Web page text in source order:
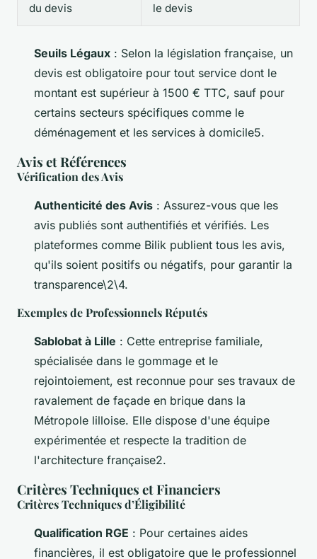
du devis
le devis
Seuils Légaux : Selon la législation française, un
devis est obligatoire pour tout service dont le
montant est supérieur à 1500 € TTC, sauf pour
certains secteurs spécifiques comme le
déménagement et les services à domicile5.
Avis et Références
Vérification des Avis
Authenticité des Avis : Assurez-vous que les
avis publiés sont authentifiés et vérifiés. Les
plateformes comme Bilik publient tous les avis,
qu'ils soient positifs ou négatifs, pour garantir la
transparence\2\4.
Exemples de Professionnels Réputés
Sablobat à Lille : Cette entreprise familiale,
spécialisée dans le gommage et le
rejointoiement, est reconnue pour ses travaux de
ravalement de façade en brique dans la
Métropole lilloise. Elle dispose d'une équipe
expérimentée et respecte la tradition de
l'architecture française2.
Critères Techniques et Financiers
Critères Techniques d’Éligibilité
Qualification RGE : Pour certaines aides
financières, il est obligatoire que le professionnel